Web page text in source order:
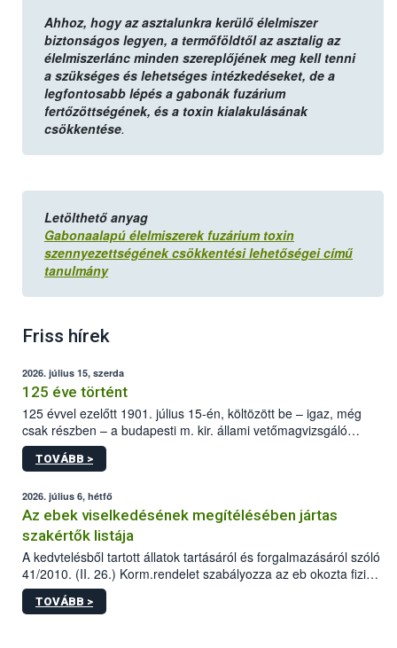
Ahhoz, hogy az asztalunkra kerülő élelmiszer
biztonságos legyen, a termőföldtől az asztalig az
élelmiszerlánc minden szereplőjének meg kell tenni
a szükséges és lehetséges intézkedéseket, de a
legfontosabb lépés a gabonák fuzárium
fertőzöttségének, és a toxin kialakulásának
csökkentése.
Letölthető anyag
Gabonaalapú élelmiszerek fuzárium toxin
szennyezettségének csökkentési lehetőségei című
tanulmány
Friss hírek
2026. július 15, szerda
125 éve történt
125 évvel ezelőtt 1901. július 15-én, költözött be – igaz, még
csak részben – a budapesti m. kir. állami vetőmagvizsgáló
állomás a Kis Rókus utca 15. szám alatti, Czigler Győző által
tervezett új épületébe.
TOVÁBB >
2026. július 6, hétfő
Az ebek viselkedésének megítélésében jártas
szakértők listája
A kedvtelésből tartott állatok tartásáról és forgalmazásáról szóló
41/2010. (II. 26.) Korm.rendelet szabályozza az eb okozta fizikai
sérülés, illetve ennek veszélye keletkezésekor felmerülő
hatósági feladatokat, valamint a veszélyes eb tartását és annak
TOVÁBB >